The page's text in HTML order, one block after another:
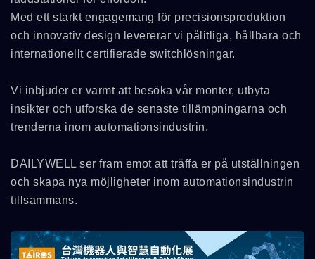
Med ett starkt engagemang för precisionsproduktion
och innovativ design levererar vi pålitliga, hållbara och
internationellt certifierade switchlösningar.
Vi inbjuder er varmt att besöka vår monter, utbyta
insikter och utforska de senaste tillämpningarna och
trenderna inom automationsindustrin.
DAILYWELL ser fram emot att träffa er på utställningen
och skapa nya möjligheter inom automationsindustrin
tillsammans.